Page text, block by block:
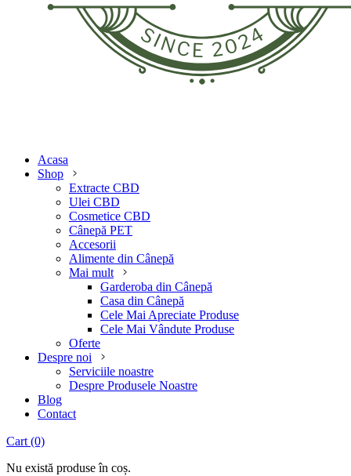
Acasa
Shop
Extracte CBD
Ulei CBD
Cosmetice CBD
Cânepă PET
Accesorii
Alimente din Cânepă
Mai mult
Garderoba din Cânepă
Casa din Cânepă
Cele Mai Apreciate Produse
Cele Mai Vândute Produse
Oferte
Despre noi
Serviciile noastre
Despre Produsele Noastre
Blog
Contact
Cart (0)
Nu există produse în coș.